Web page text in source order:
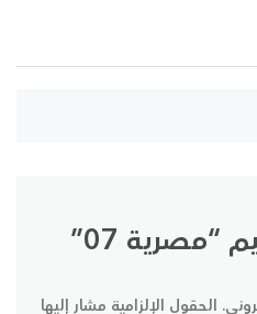
07”
الحقول الإلزامية مشار إليها